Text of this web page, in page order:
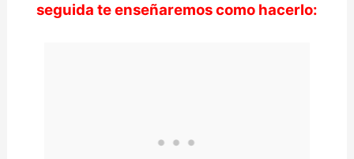
seguida te enseñaremos como hacerlo: